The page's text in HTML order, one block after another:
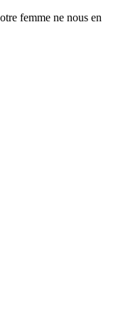
femme ne nous en